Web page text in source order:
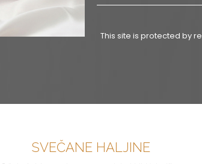
This site is protected by
SVEČANE HALJINE